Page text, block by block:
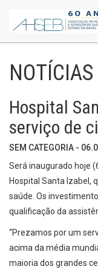
Hospital
serviço de
SEM CATEGORIA -
Será inaugurado hoje
Hospital Santa Izabel,
saúde. Os
qualificação da
“Prezamos por um
acima da média
maioria dos grandes